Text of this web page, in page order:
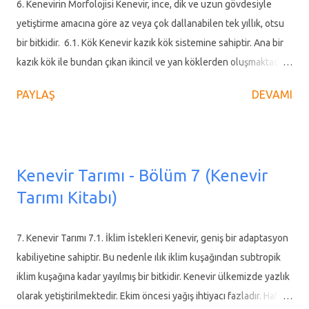
zorluklar nedeniyle unutulmaya yüz tutan kenevir tarımının
yeniden canlanması için çiftçilerle sözleşmeli üretim yapıyor. Bu
sayede çiftçilere pazarlama ve gelir garantisi sunarak kenevir
6. Kenevirin Morfolojisi Kenevir, ince, dik ve uzun gövdesiyle
yetiştirme amacına göre az veya çok dallanabilen tek yıllık, otsu
bir bitkidir. 6.1. Kök Kenevir kazık kök sistemine sahiptir. Ana bir
kazık kök ile bundan çıkan ikincil ve yan köklerden oluşmaktadır.
derinliğe kadar inebilir. Kök sistemi, toprağın 15-20 cm altından
Resim 13. Kenevir Kök Resim 14. Kenevir Kök 6.2. Sap Kenevir
sapları sert, otsu bir yapıya sahip olup beyaz olan odun kısmını,
çapı 4-20 mm arasında, uzunluğu ise 1-6 m arasında
değişebilmektedir. Boy, erkek kenevirlerde dişilere göre daha
uzundur. İlk gelişme döneminde usareli olan kenevir sapları,
yaşlandıkça odunlaşmaktadır. Sapın kesiti, hipokot...
PAYLAŞ DEVAMI
Kenevir Tarımı - Bölüm 7 (Kenevir
Tarımı Kitabı)
7. Kenevir Tarımı 7.1. İklim İstekleri Kenevir, geniş bir adaptasyon
kabiliyetine sahiptir. Bu nedenle ılık iklim kuşağından subtropik
iklim kuşağına kadar yayılmış bir bitkidir. Kenevir ülkemizde yazlık
olarak yetiştirilmektedir. Ekim öncesi yağış ihtiyacı fazladır. Hafif